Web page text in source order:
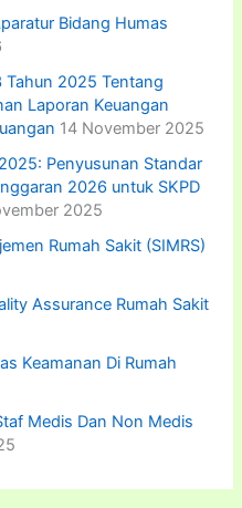
Bidang Humas
Tahun 2025 Tentang
Laporan Keuangan
14 November 2025
Penyusunan Standar
2026 untuk SKPD
2025
Rumah Sakit (SIMRS)
Assurance Rumah Sakit
Keamanan Di Rumah
Medis Dan Non Medis